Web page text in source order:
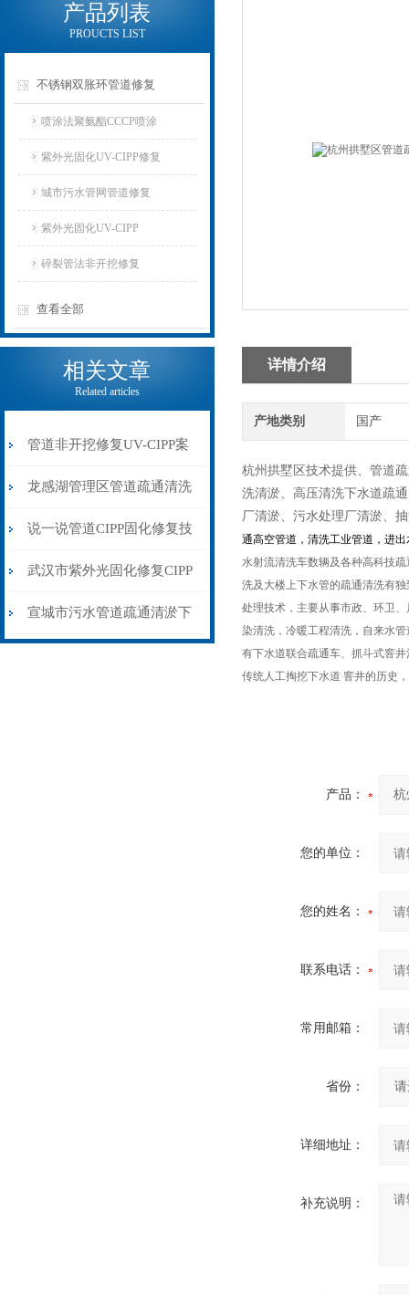
产品列表
PROUCTS LIST
不锈钢双胀环管道修复
喷涂法聚氨酯CCCP喷涂
紫外光固化UV-CIPP修复
城市污水管网管道修复
紫外光固化UV-CIPP
碎裂管法非开挖修复
查看全部
相关文章
Related articles
管道非开挖修复UV-CIPP案
例紫外光固化修复原位修复
工艺
龙感湖管理区管道疏通清洗
清淤污水厂清淤抽泥浆
说一说管道CIPP固化修复技
术流程及注意的事项
武汉市紫外光固化修复CIPP
非开挖管道施工前准备
宣城市污水管道疏通清淤下
详情介绍
产地类别 国产
杭州拱墅区技术提供、管道
洗清淤、高压清洗下水道疏
厂清淤、污水处理厂清淤、
通高空管道，清洗工业管道，进
水射流清洗车数辆及各种高科技
洗及大楼上下水管的疏通清洗有
处理技术，主要从事市政、环卫
染清洗，冷暖工程清洗，自来水
有下水道联合疏通车、抓斗式窨
传统人工掏挖下水道 窨井的历史
产品：
您的单位：
您的姓名：
联系电话：
常用邮箱：
省份：
详细地址：
补充说明：